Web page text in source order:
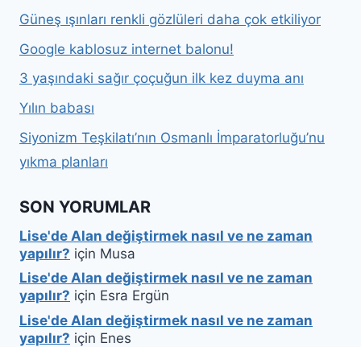
Güneş ışınları renkli gözlüleri daha çok etkiliyor
Google kablosuz internet balonu!
3 yaşındaki sağır çoçuğun ilk kez duyma anı
Yılın babası
Siyonizm Teşkilatı’nın Osmanlı İmparatorluğu’nu
yıkma planları
SON YORUMLAR
Lise'de Alan değiştirmek nasıl ve ne zaman
yapılır? için Musa
Lise'de Alan değiştirmek nasıl ve ne zaman
yapılır? için Esra Ergün
Lise'de Alan değiştirmek nasıl ve ne zaman
yapılır? için Enes